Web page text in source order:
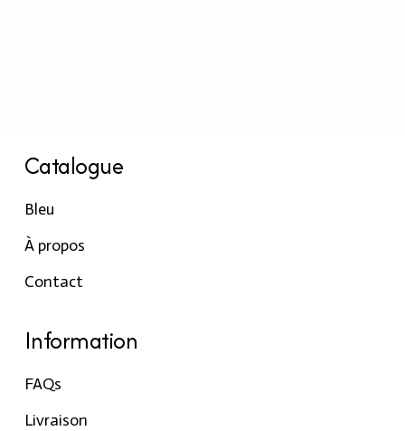
Catalogue
Bleu
À propos
Contact
Information
FAQs
Livraison